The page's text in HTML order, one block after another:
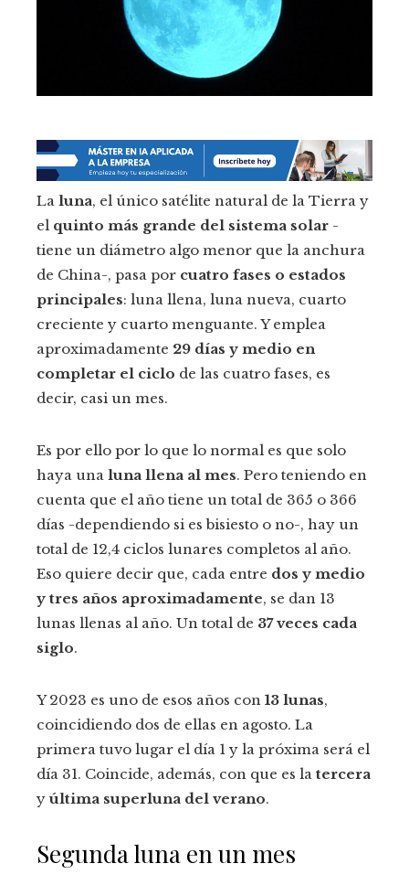
La luna, el único satélite natural de la Tierra y
el quinto más grande del sistema solar -
tiene un diámetro algo menor que la anchura
de China-, pasa por cuatro fases o estados
principales: luna llena, luna nueva, cuarto
creciente y cuarto menguante. Y emplea
aproximadamente 29 días y medio en
completar el ciclo de las cuatro fases, es
decir, casi un mes.
Es por ello por lo que lo normal es que solo
haya una luna llena al mes. Pero teniendo en
cuenta que el año tiene un total de 365 o 366
días -dependiendo si es bisiesto o no-, hay un
total de 12,4 ciclos lunares completos al año.
Eso quiere decir que, cada entre dos y medio
y tres años aproximadamente, se dan 13
lunas llenas al año. Un total de 37 veces cada
siglo.
Y 2023 es uno de esos años con 13 lunas,
coincidiendo dos de ellas en agosto. La
primera tuvo lugar el día 1 y la próxima será el
día 31. Coincide, además, con que es la tercera
yúltima superluna del verano.
Segunda luna en un mes